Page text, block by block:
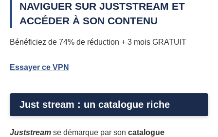
NAVIGUER SUR JUSTSTREAM ET
ACCÉDER À SON CONTENU
Bénéficiez de 74% de réduction + 3 mois GRATUIT
Essayer ce VPN
Just stream : un catalogue riche
Juststream se démarque par son catalogue